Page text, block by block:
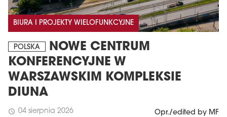
BIURA I PROJEKTY WIELOFUNKCYJNE
POLSKA
NOWE CENTRUM
KONFERENCYJNE W
WARSZAWSKIM KOMPLEKSIE
DIUNA
schedule 04 sierpnia 2026 Opr./edited by MF